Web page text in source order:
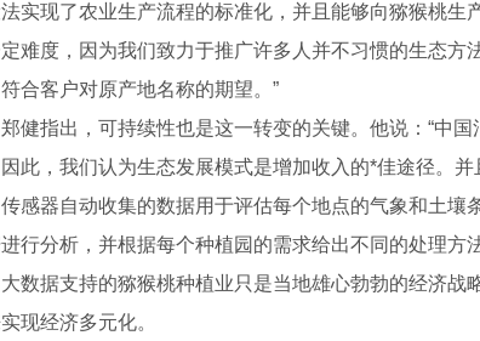
实现了农业生产流程的标准化，并且能够向猕猴桃
难度，因为我们致力于推广许多人并不习惯的生态
合客户对原产地名称的期望。”
指出，可持续性也是这一转变的关键。他说：“中国
此，我们认为生态发展模式是增加收入的*佳途径。
器自动收集的数据用于评估每个地点的气象和土壤
行分析，并根据每个种植园的需求给出不同的处理方
据支持的猕猴桃种植业只是当地雄心勃勃的经济战
现经济多元化。